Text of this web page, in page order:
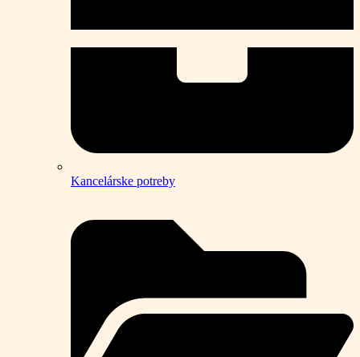
Kancelárske potreby